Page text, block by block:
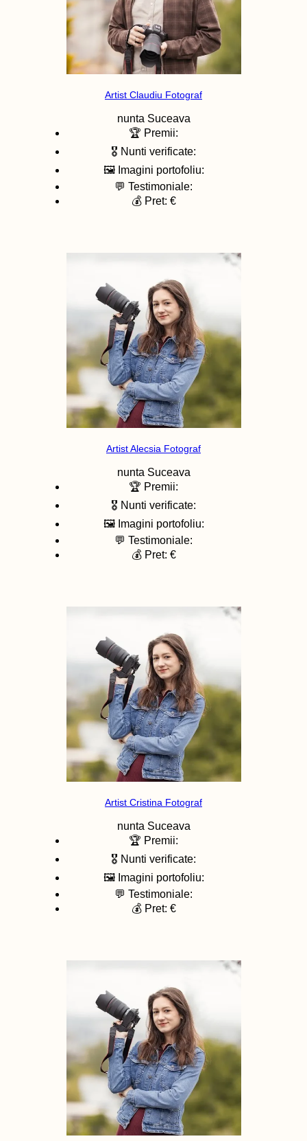
Artist Claudiu Fotograf
nunta Suceava
🏆 Premii:
🎖️ Nunti verificate:
🖼️ Imagini portofoliu:
💬 Testimoniale:
💰 Pret: €
Artist Alecsia Fotograf
nunta Suceava
🏆 Premii:
🎖️ Nunti verificate:
🖼️ Imagini portofoliu:
💬 Testimoniale:
💰 Pret: €
Artist Cristina Fotograf
nunta Suceava
🏆 Premii:
🎖️ Nunti verificate:
🖼️ Imagini portofoliu:
💬 Testimoniale:
💰 Pret: €